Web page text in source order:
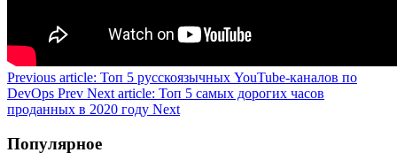
Previous article: Топ 5 русскоязычных YouTube-каналов по
DevOps Prev Next article: Топ 5 самых дорогих часов
проданных в 2020 году Next
Популярное